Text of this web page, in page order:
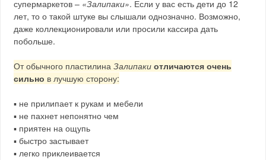
супермаркетов – «Залипаки». Если у вас есть дети до 12
лет, то о такой штуке вы слышали однозначно. Возможно,
даже коллекционировали или просили кассира дать
побольше.
От обычного пластилинаЗалипаки отличаются очень
сильно в лучшую сторону:
▪ не прилипает к рукам и мебели
▪ не пахнет непонятно чем
▪ приятен на ощупь
▪ быстро застывает
▪ легко приклеивается